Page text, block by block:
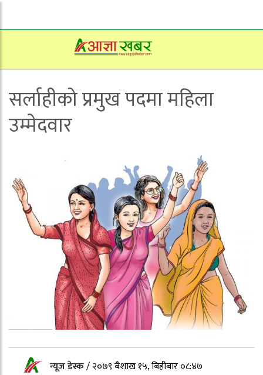
सर्लाहीको प्रमुख पदमा महिला
उम्मेदवार
न्यूज डेस्क/२०७९ बैशाख १५, बिहीबार ०८:४७